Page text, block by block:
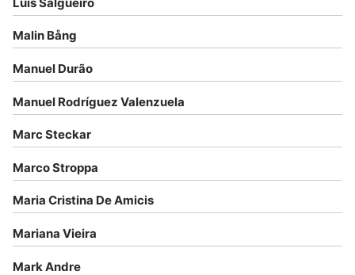
Malin Bång
Manuel Durão
Manuel Rodríguez Valenzuela
Marc Steckar
Marco Stroppa
Maria Cristina De Amicis
Mariana Vieira
Mark Andre